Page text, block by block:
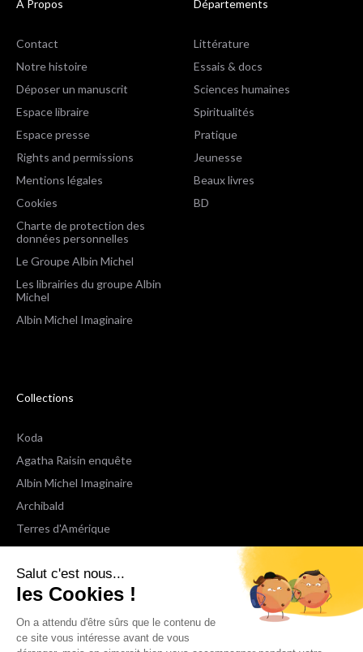
Salut c'est nous...
les Cookies !
On a attendu d'être sûrs que le contenu de
ce site vous intéresse avant de vous
A Propos
Contact
Notre histoire
Déposer un manuscrit
Espace libraire
Espace presse
Rights and permissions
Mentions légales
Cookies
Charte de protection des
données personnelles
Le Groupe Albin Michel
Les librairies du groupe Albin
Michel
Albin Michel Imaginaire
Départements
Littérature
Essais & docs
Sciences humaines
Spiritualités
Pratique
Jeunesse
Beaux livres
BD
Collections
Koda
Agatha Raisin enquête
Albin Michel Imaginaire
Archibald
Terres d'Amérique
Espaces Libres Poche
NOX
Wiz
Voir toutes les collections